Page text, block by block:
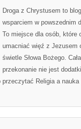
Droga z Chrystusem to
wsparciem w powszednim
To miejsce dla osób, które
umacniać więź z Jezusem
świetle Słowa Bożego.
przekonanie nie jest
Religia a